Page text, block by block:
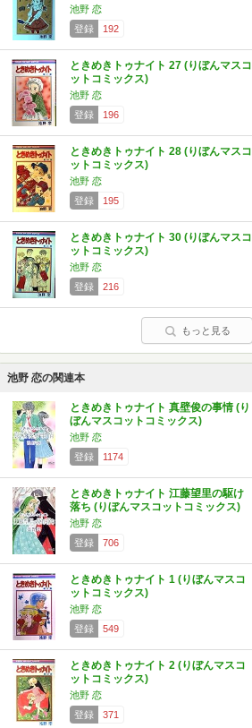
池野 恋
登録
192
ときめきトゥナイト 27 (りぼんマスコ
ットコミックス)
池野 恋
登録
196
ときめきトゥナイト 28 (りぼんマスコ
ットコミックス)
池野 恋
登録
195
ときめきトゥナイト 30 (りぼんマスコ
ットコミックス)
池野 恋
登録
216
もっと見る
池野 恋の関連本
ときめきトゥナイト 真壁俊の事情 (り
ぼんマスコットコミックス)
池野 恋
登録
1174
ときめきトゥナイト 江藤望里の駆け
落ち (りぼんマスコットコミックス)
池野 恋
登録
706
ときめきトゥナイト 1 (りぼんマスコ
ットコミックス)
池野 恋
登録
549
ときめきトゥナイト 2 (りぼんマスコ
ットコミックス)
池野 恋
登録
371